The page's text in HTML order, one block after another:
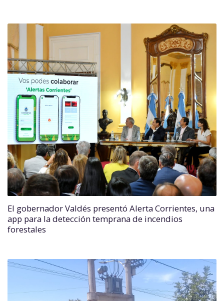
El gobernador Valdés presentó Alerta Corrientes, una
app para la detección temprana de incendios
forestales